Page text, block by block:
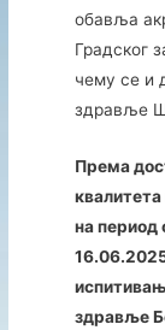
обавља
Градског
чему се и
здравље
Према
квалитета
на период
здравље